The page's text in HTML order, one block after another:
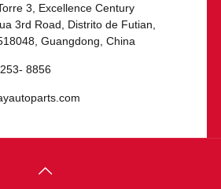
3, Excellence Century
3rd Road, Distrito de Futian,
Guangdong, China
8856